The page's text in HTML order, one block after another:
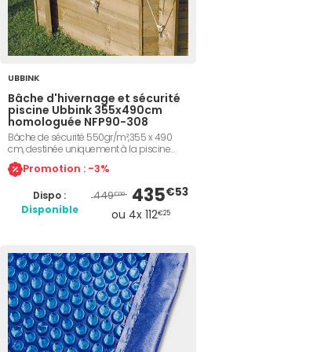
UBBINK
Bâche d'hivernage et sécurité
piscine Ubbink 355x490cm
homologuée NFP90-308
Bâche de sécurité 550gr/m²,355 x 490
cm, destinée uniquement à la piscine
bois Ubbink Azura 355 x 490 cm
(octogonale allongée), conforme à la
norme NF P 90-308, trous d'évacuation
pour les eaux de pluie, œillets de fixation
sur le périmètre de la bâche
Promotion : -3%
Dispo :
Disponible
449€00 435€53
ou 4x 112€25